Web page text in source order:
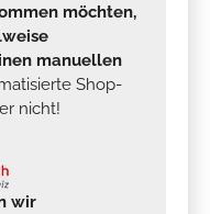
möchten,
manuellen
Shop-
nicht!
wir